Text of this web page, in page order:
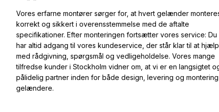
Vores erfarne montører sørger for, at hvert gelænder
korrekt og sikkert i overensstemmelse med de aftalte
specifikationer. Efter monteringen fortsætter vores service: Du
har altid adgang til vores kundeservice, der står klar til at
med rådgivning, spørgsmål og vedligeholdelse. Vores mange
tilfredse kunder i Stockholm vidner om, at vi er en langsigtet
pålidelig partner inden for både design, levering og
gelændere.